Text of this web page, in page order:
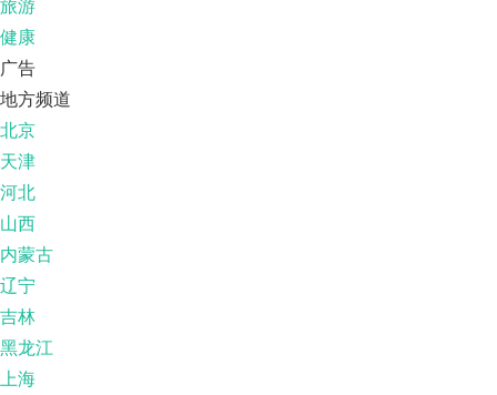
旅游
健康
广告
地方频道
北京
天津
河北
山西
内蒙古
辽宁
吉林
黑龙江
上海